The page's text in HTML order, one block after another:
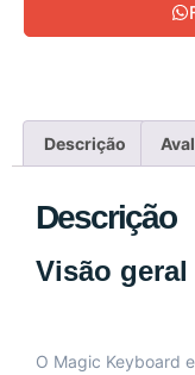
Descrição
Descrição
Visão geral
O Magic Keyboard